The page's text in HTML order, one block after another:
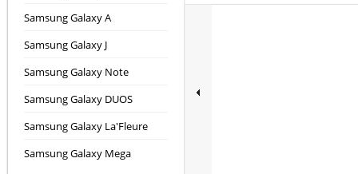
Samsung Galaxy A
Samsung Galaxy J
Samsung Galaxy Note
Samsung Galaxy DUOS
Samsung Galaxy La'Fleure
Samsung Galaxy Mega